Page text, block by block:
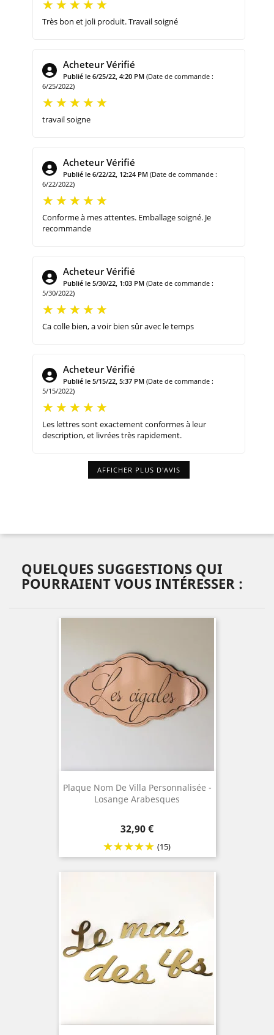
Très bon et joli produit. Travail soigné
Acheteur Vérifié
Publié le 6/25/22, 4:20 PM (Date de commande :
6/25/2022)
travail soigne
Acheteur Vérifié
Publié le 6/22/22, 12:24 PM (Date de commande :
6/22/2022)
Conforme à mes attentes. Emballage soigné. Je
recommande
Acheteur Vérifié
Publié le 5/30/22, 1:03 PM (Date de commande :
5/30/2022)
Ca colle bien, a voir bien sûr avec le temps
Acheteur Vérifié
Publié le 5/15/22, 5:37 PM (Date de commande :
5/15/2022)
Les lettres sont exactement conformes à leur
description, et livrées très rapidement.
AFFICHER PLUS D'AVIS
QUELQUES SUGGESTIONS QUI
POURRAIENT VOUS INTÉRESSER :
Plaque Nom De Villa Personnalisée -
Losange Arabesques
Prix
32,90 €
(15)